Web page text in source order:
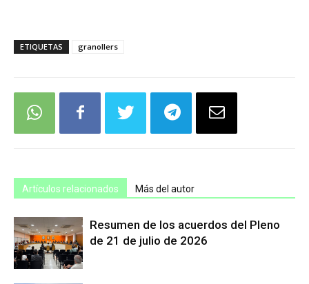
ETIQUETAS granollers
Artículos relacionados Más del autor
Resumen de los acuerdos del Pleno
de 21 de julio de 2026